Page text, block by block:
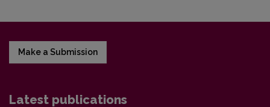
Make a Submission
Latest publications